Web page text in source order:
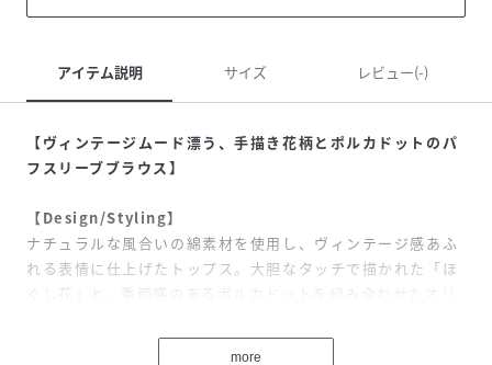
アイテム説明 サイズ レビュー(-)
【ヴィンテージムード漂う、手描き花柄とポルカドットのパ
フスリーブブラウス】
【Design/Styling】
ナチュラルな風合いの綿素材を使用し、ヴィンテージ感あふ
れる表情に仕上げたトップス。大胆なタッチで描かれた「ほ
ぐし花」と、季節感のあるポルカドットを組み合わせたオリ
ーブに対し、デコルテをすっきりと開けることで、女性らし
more